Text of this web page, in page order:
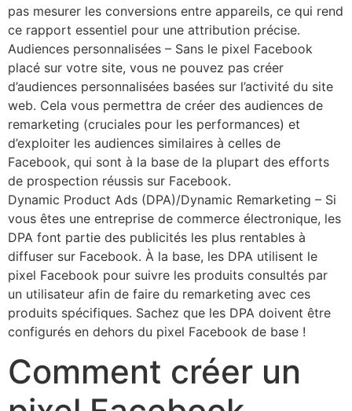
pas mesurer les conversions entre appareils, ce qui rend
ce rapport essentiel pour une attribution précise.
Audiences personnalisées – Sans le pixel Facebook
placé sur votre site, vous ne pouvez pas créer
d’audiences personnalisées basées sur l’activité du site
web. Cela vous permettra de créer des audiences de
remarketing (cruciales pour les performances) et
d’exploiter les audiences similaires à celles de
Facebook, qui sont à la base de la plupart des efforts
de prospection réussis sur Facebook.
Dynamic Product Ads (DPA)/Dynamic Remarketing – Si
vous êtes une entreprise de commerce électronique, les
DPA font partie des publicités les plus rentables à
diffuser sur Facebook. À la base, les DPA utilisent le
pixel Facebook pour suivre les produits consultés par
un utilisateur afin de faire du remarketing avec ces
produits spécifiques. Sachez que les DPA doivent être
configurés en dehors du pixel Facebook de base !
Comment créer un